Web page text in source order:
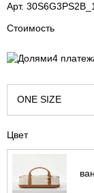
Арт.
Стоимость
4
ONE SIZE
Цвет